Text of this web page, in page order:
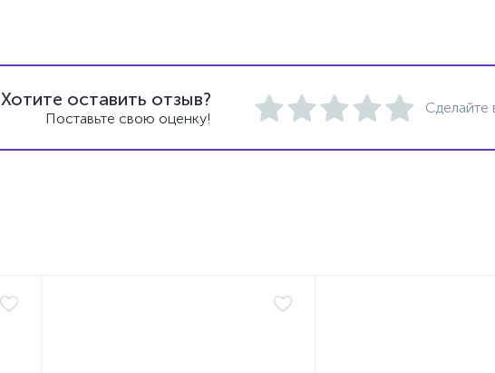
Хотите оставить отзыв?
Поставьте свою оценку!
Сделайте